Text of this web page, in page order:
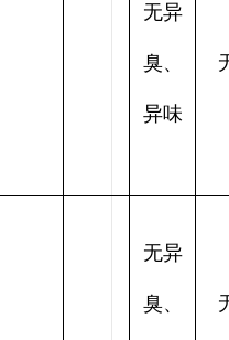
无异
臭、
异味
无异
臭、